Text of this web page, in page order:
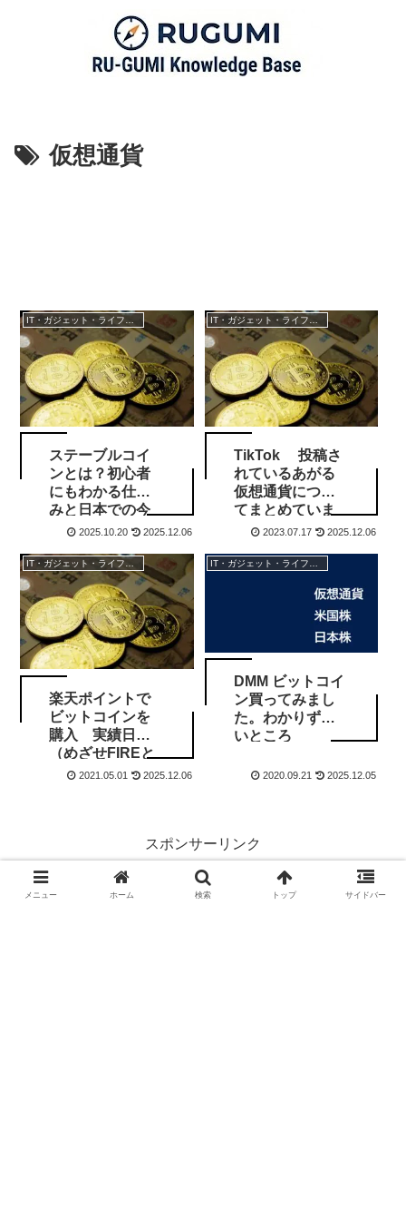
仮想通貨
IT・ガジェット・ライフスタイル
ステーブルコイ
ンとは？初心者
にもわかる仕組
みと日本での今
後の動き
2025.10.20 2025.12.06
IT・ガジェット・ライフスタイル
TikTok 投稿さ
れているあがる
仮想通貨につい
てまとめていま
2023.07.17 2025.12.06
IT・ガジェット・ライフスタイル
楽天ポイントで
ビットコインを
購入 実績日誌
（めざせFIREと
いうか増やせお
2021.05.01 2025.12.06
IT・ガジェット・ライフスタイル
DMM ビットコイ
ン買ってみまし
た。わかりずら
いところ
2020.09.21 2025.12.05
スポンサーリンク
メニュー ホーム 検索 トップ サイドバー